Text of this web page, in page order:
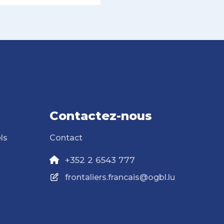
Contactez-nous
Contact
+352 2 6543 777
frontaliers.francais@ogbl.lu